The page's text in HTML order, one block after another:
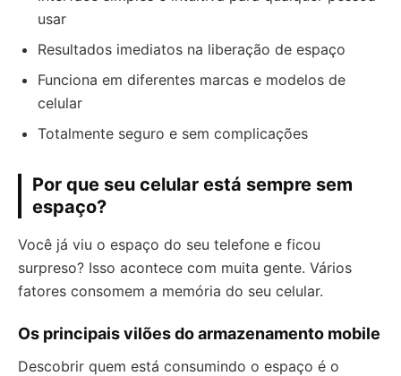
usar
Resultados imediatos na liberação de espaço
Funciona em diferentes marcas e modelos de
celular
Totalmente seguro e sem complicações
Por que seu celular está sempre sem
espaço?
Você já viu o espaço do seu telefone e ficou
surpreso? Isso acontece com muita gente. Vários
fatores consomem a memória do seu celular.
Os principais vilões do armazenamento mobile
Descobrir quem está consumindo o espaço é o